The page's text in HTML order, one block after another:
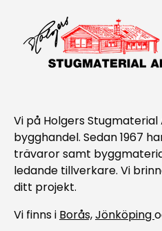
Vi på Holgers Stugmaterial
bygghandel. Sedan 1967
trävaror samt
ledande tillverkare. Vi
ditt projekt.
Vi finns i Borås,Jönköping